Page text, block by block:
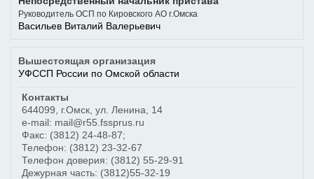
Руководитель ОСП по Кировского АО г.Омска
Васильев Виталий Валерьевич
Вышестоящая организация
УФССП России по Омской области
Контакты
644099
г.Омск ул. Ленина, 14
e-mail: mail@r55.fssprus.ru
Факс: (3812) 24-48-87;
Телефон: (3812) 23-32-67
Телефон доверия: (3812) 55-29-91
Дежурная часть: (3812)55-32-19